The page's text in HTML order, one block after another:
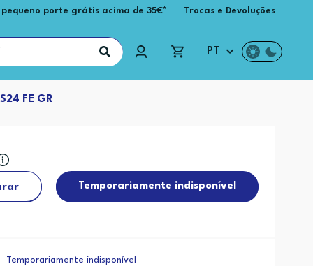
porte grátis acima de 35€* Trocas e Devoluções
PT
FE GR
Temporariamente indisponível
Temporariamente indisponível